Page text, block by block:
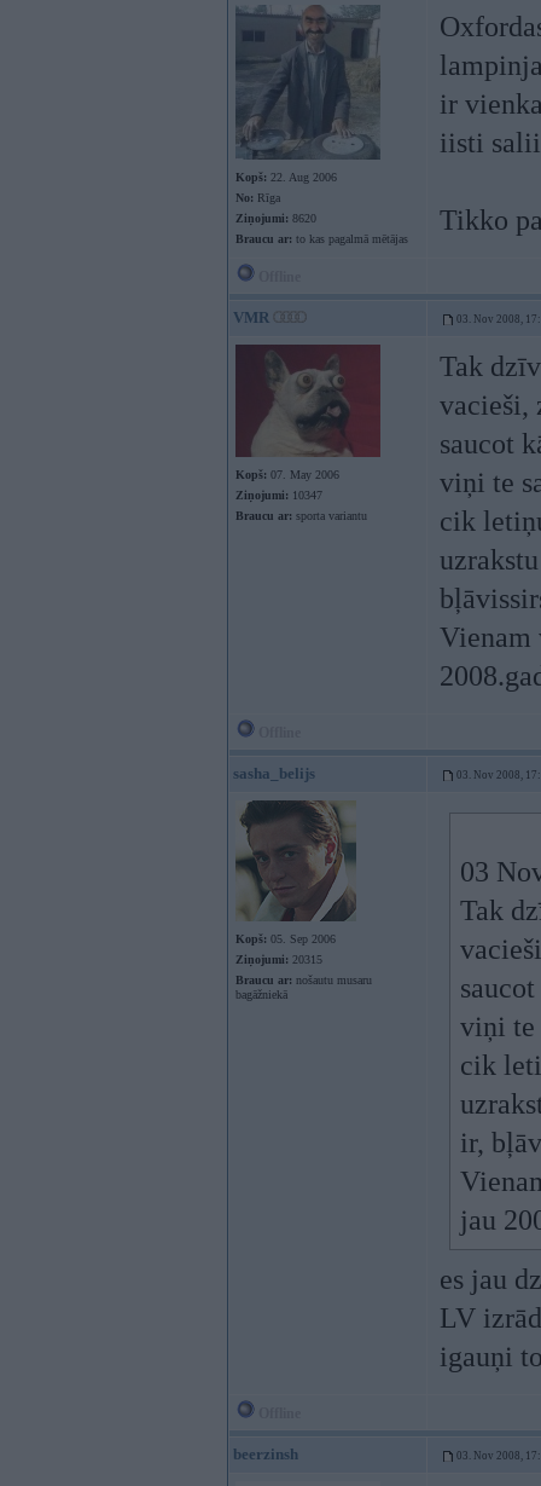
Kopš: 22. Aug 2006
No: Rīga
Ziņojumi: 8620
Braucu ar: to kas pagalmā mētājas
ir
iisti
Tikko
VMR 03. Nov 2008,
Kopš: 07. May 2006
Ziņojumi: 10347
Braucu ar: sporta variantu
Tak
vacieši,
saucot
viņi te
cik
Vienam
sasha_belijs 03. Nov 2008,
Kopš: 05. Sep 2006
Ziņojumi: 20315
Braucu ar: nošautu musaru
bagāžniekā
03
Tak
viņi te
cik
ir,
jau
es jau
LV
igauņi
beerzinsh 03. Nov 2008,